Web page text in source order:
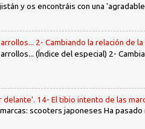
y os encontráis con una
2- Cambiando la relación de
(Índice del especial) 2-
delante'. 14- El tibio intento de las
scooters japoneses Ha